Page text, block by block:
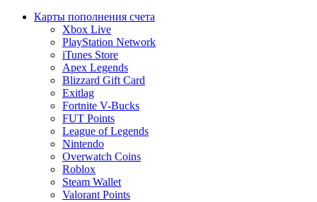
Карты пополнения счета
Xbox Live
PlayStation Network
iTunes Store
Apex Legends
Blizzard Gift Card
Exitlag
Fortnite V-Bucks
FUT Points
League of Legends
Nintendo
Overwatch Coins
Roblox
Steam Wallet
Valorant Points